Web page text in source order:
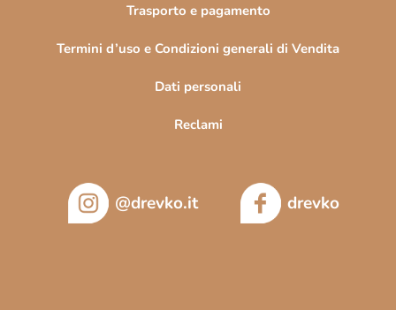
Trasporto e pagamento
Termini d’uso e Condizioni generali di Vendita
Dati personali
Reclami
@drevko.it drevko